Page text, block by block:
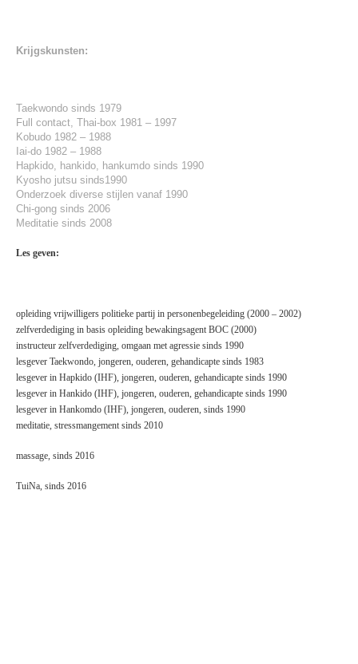
Krijgskunsten:
Taekwondo sinds 1979
Full contact, Thai-box 1981 – 1997
Kobudo 1982 – 1988
Iai-do 1982 – 1988
Hapkido, hankido, hankumdo sinds 1990
Kyosho jutsu sinds1990
Onderzoek diverse stijlen vanaf 1990
Chi-gong sinds 2006
Meditatie sinds 2008
Les geven:
opleiding vrijwilligers politieke partij in personenbegeleiding (2000 – 2002)
zelfverdediging in basis opleiding bewakingsagent BOC (2000)
instructeur zelfverdediging, omgaan met agressie sinds 1990
lesgever Taekwondo, jongeren, ouderen, gehandicapte sinds 1983
lesgever in Hapkido (IHF), jongeren, ouderen, gehandicapte sinds 1990
lesgever in Hankido (IHF), jongeren, ouderen, gehandicapte sinds 1990
lesgever in Hankomdo (IHF), jongeren, ouderen, sinds 1990
meditatie, stressmangement sinds 2010
massage, sinds 2016
TuiNa, sinds 2016